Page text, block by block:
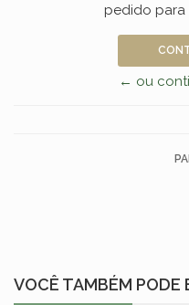
pedido para
← ou
VOCÊ TAMBÉM PODE